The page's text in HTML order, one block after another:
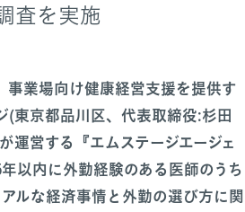
挨拶・会社概
ープ
査を実施
事業場向け健康経営支援を提供す
(東京都品川区、代表取締役:杉田
運営する『エムステージエージェ
以内に外勤経験のある医師のうち
ルな経済事情と外勤の選び方に関